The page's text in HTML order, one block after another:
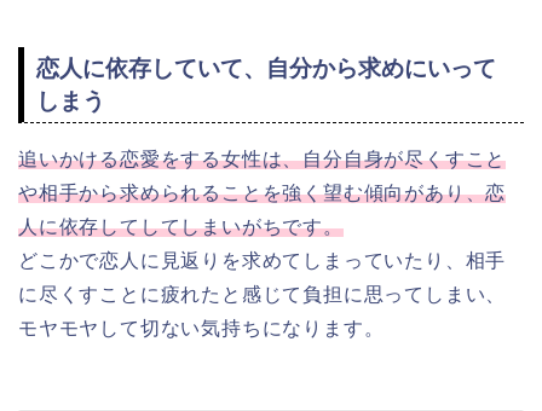
恋人に依存していて、自分から求めにいって
しまう
追いかける恋愛をする女性は、自分自身が尽くすこと
や相手から求められることを強く望む傾向があり、恋
人に依存してしてしまいがちです。
どこかで恋人に見返りを求めてしまっていたり、相手
に尽くすことに疲れたと感じて負担に思ってしまい、
モヤモヤして切ない気持ちになります。